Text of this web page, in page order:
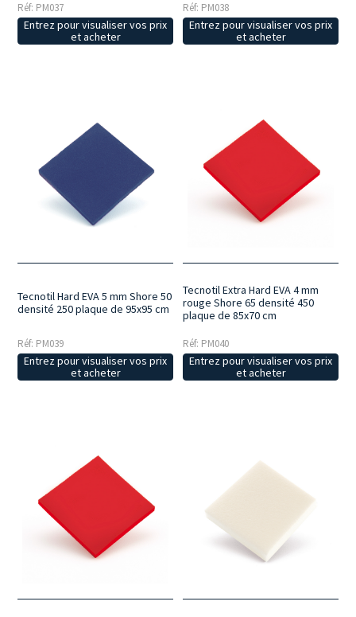
Réf: PM037
Entrez pour visualiser vos prix
et acheter
Réf: PM038
Entrez pour visualiser vos prix
et acheter
Tecnotil Hard EVA 5 mm Shore 50
densité 250 plaque de 95x95 cm
Réf: PM039
Entrez pour visualiser vos prix
et acheter
Tecnotil Extra Hard EVA 4 mm
rouge Shore 65 densité 450
plaque de 85x70 cm
Réf: PM040
Entrez pour visualiser vos prix
et acheter